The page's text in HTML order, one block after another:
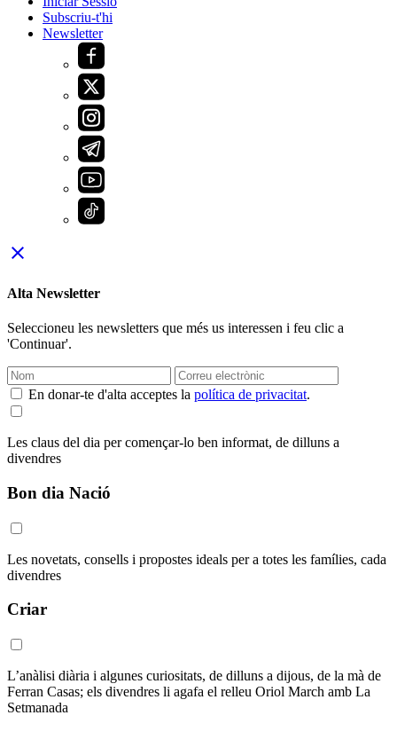
Subscriu-t'hi
Newsletter
close
Alta Newsletter
Seleccioneu les newsletters que més us interessen i feu clic a
'Continuar'.
En donar-te d'alta acceptes la política de privacitat.
Les claus del dia per començar-lo ben informat, de dilluns a
divendres
Bon dia Nació
Les novetats, consells i propostes ideals per a totes les famílies, cada
divendres
Criar
L’anàlisi diària i algunes curiositats, de dilluns a dijous, de la mà de
Ferran Casas; els divendres li agafa el relleu Oriol March amb La
Setmanada